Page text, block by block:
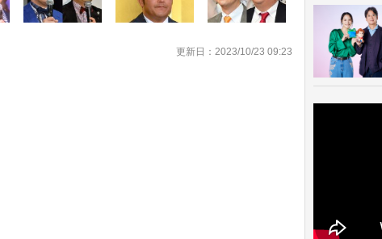
更新日：2023/10/23 09:23